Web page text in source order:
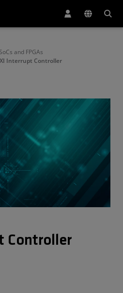
and FPGAs
Interrupt Controller
Controller